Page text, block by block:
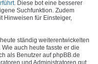
. Diese bot eine besserer
Suchfunktion. Zudem
Hinweisen für Einsteiger,
ständig weiterentwickelten
auch heute fasste er die
als Benutzer auf phpBB.de
und Administratoren gut